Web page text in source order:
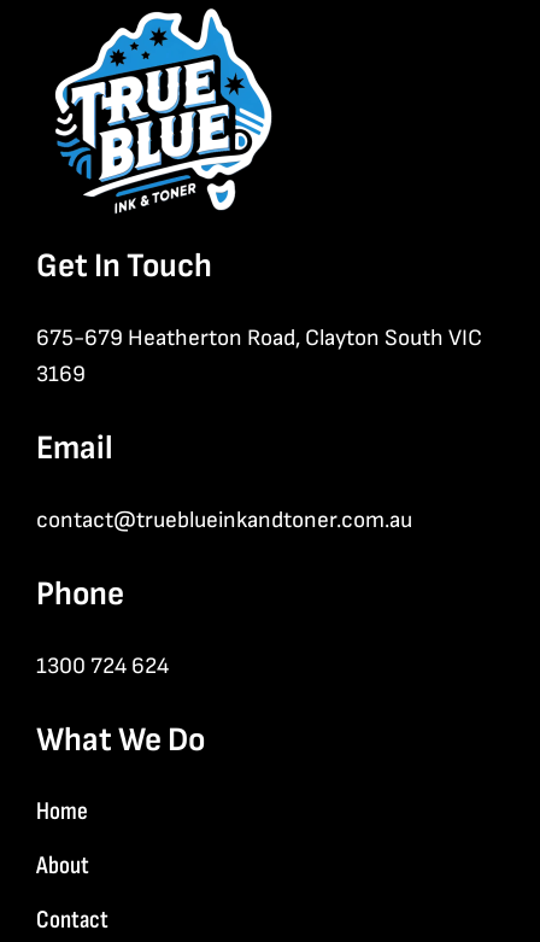
Get In Touch
675-679 Heatherton Road, Clayton South VIC
3169
Email
contact@trueblueinkandtoner.com.au
Phone
1300 724 624
What We Do
Home
About
Contact